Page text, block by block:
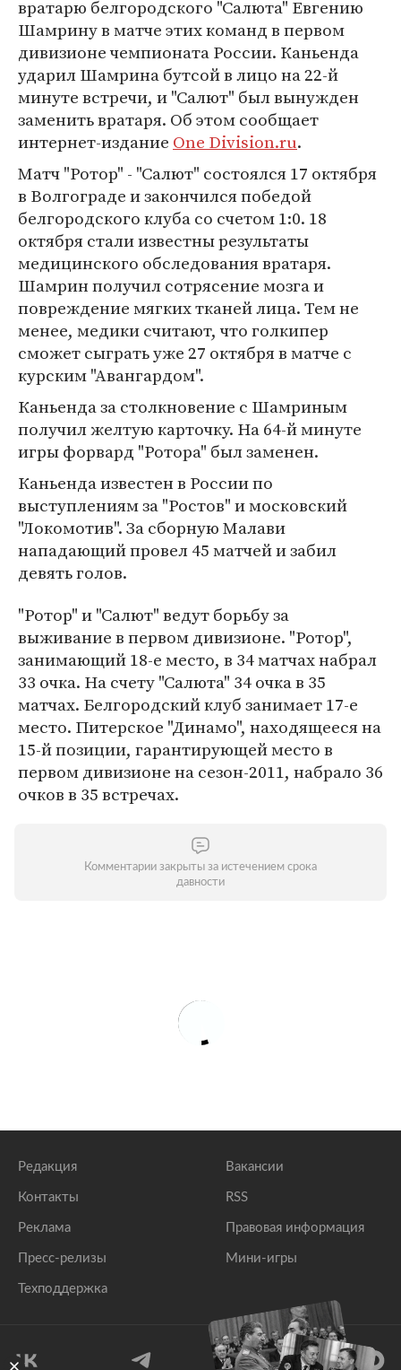
вратарю белгородского "Салюта" Евгению
Шамрину в матче этих команд в первом
дивизионе чемпионата России. Каньенда
ударил Шамрина бутсой в лицо на 22-й
минуте встречи, и "Салют" был вынужден
заменить вратаря. Об этом сообщает
интернет-издание One Division.ru.
Матч "Ротор" - "Салют" состоялся 17 октября
в Волгограде и закончился победой
белгородского клуба со счетом 1:0. 18
октября стали известны результаты
медицинского обследования вратаря.
Шамрин получил сотрясение мозга и
повреждение мягких тканей лица. Тем не
менее, медики считают, что голкипер
сможет сыграть уже 27 октября в матче с
курским "Авангардом".
Каньенда за столкновение с Шамриным
получил желтую карточку. На 64-й минуте
игры форвард "Ротора" был заменен.
Каньенда известен в России по
выступлениям за "Ростов" и московский
"Локомотив". За сборную Малави
нападающий провел 45 матчей и забил
девять голов.
"Ротор" и "Салют" ведут борьбу за
выживание в первом дивизионе. "Ротор",
занимающий 18-е место, в 34 матчах набрал
33 очка. На счету "Салюта" 34 очка в 35
матчах. Белгородский клуб занимает 17-е
место. Питерское "Динамо", находящееся на
15-й позиции, гарантирующей место в
первом дивизионе на сезон-2011, набрало 36
очков в 35 встречах.
Комментарии закрыты за истечением срока
давности
Редакция
Контакты
Реклама
Пресс-релизы
Техподдержка
Вакансии
RSS
Правовая информация
Мини-игры